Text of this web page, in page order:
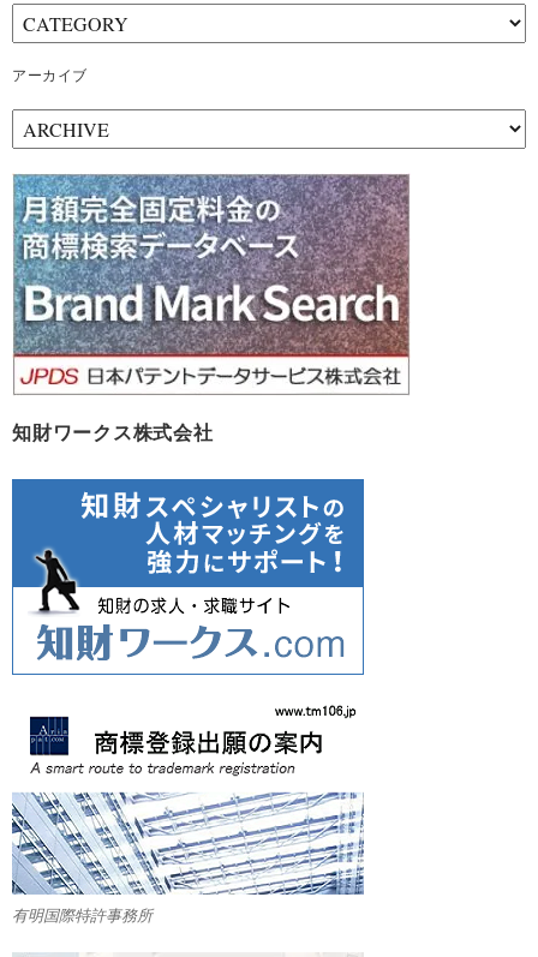
アーカイブ
ー
カ
イ
ブ
知財ワークス株式会社
有明国際特許事務所